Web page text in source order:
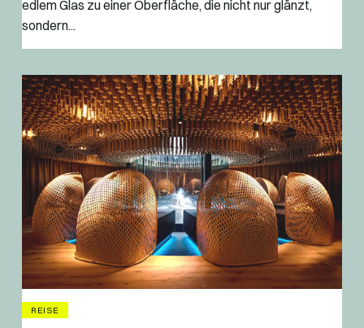
edlem Glas zu einer Oberfläche, die nicht nur glänzt,
sondern...
REISE